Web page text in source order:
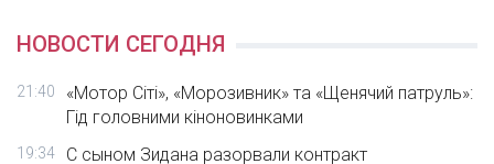
НОВОСТИ СЕГОДНЯ
21:40
«Мотор Сіті», «Морозивник» та «Щенячий патруль»:
Гід головними кіноновинками
19:34 С сыном Зидана разорвали контракт